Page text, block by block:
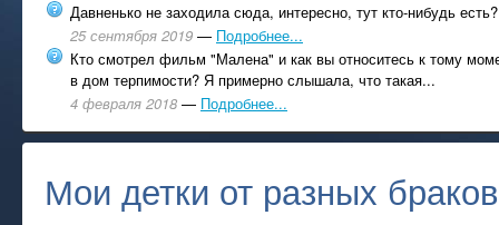
Давненько не заходила сюда, интересно, тут кто-нибудь есть?
25 сентября 2019 — Подробнее...
Кто смотрел фильм "Малена" и как вы относитесь к тому
в дом терпимости? Я примерно слышала, что такая...
4 февраля 2018 — Подробнее...
Мои детки от разных браков